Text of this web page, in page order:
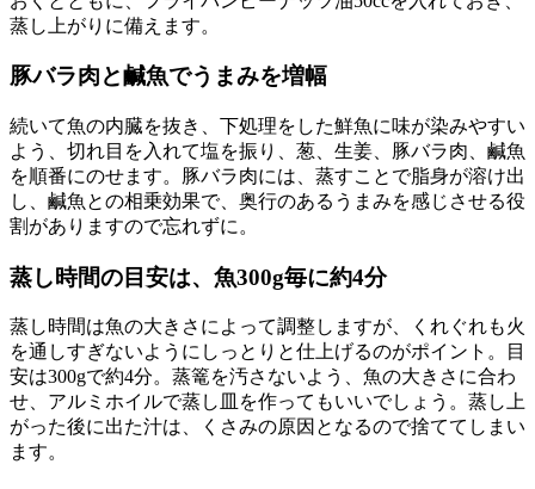
蒸し上がりに備えます。
豚バラ肉と鹹魚でうまみを増幅
続いて魚の内臓を抜き、下処理をした鮮魚に味が染みやすい
よう、切れ目を入れて塩を振り、葱、生姜、豚バラ肉、鹹魚
を順番にのせます。豚バラ肉には、蒸すことで脂身が溶け出
し、鹹魚との相乗効果で、奥行のあるうまみを感じさせる役
割がありますので忘れずに。
蒸し時間の目安は、魚300g毎に約4分
蒸し時間は魚の大きさによって調整しますが、くれぐれも火
を通しすぎないようにしっとりと仕上げるのがポイント。目
安は300gで約4分。蒸篭を汚さないよう、魚の大きさに合わ
せ、アルミホイルで蒸し皿を作ってもいいでしょう。蒸し上
がった後に出た汁は、くさみの原因となるので捨ててしまい
ます。